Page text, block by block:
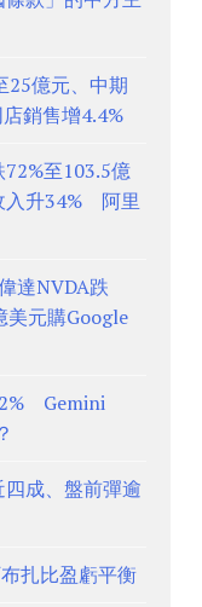
25億元、中期
銷售增4.4%
至103.5億
入升34% 阿里
達NVDA跌
元購Google
2% Gemini
成、盤前彈逾
扎比盈虧平衡